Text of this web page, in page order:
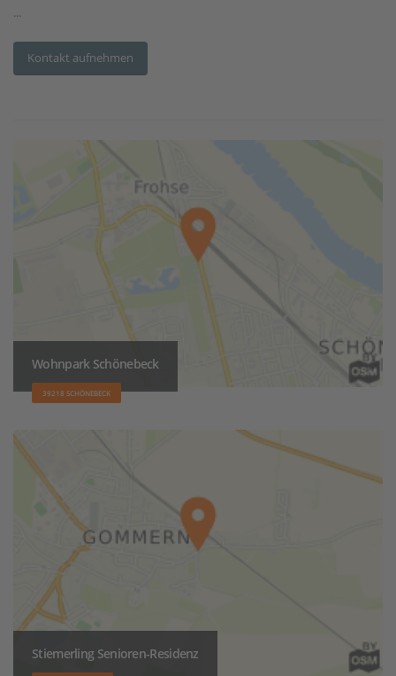
...
Kontakt aufnehmen
Wohnpark Schönebeck
39218 SCHÖNEBECK
Stiemerling Senioren-Residenz